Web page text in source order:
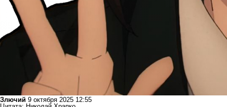
Злючий 9 октября 2025 12:55